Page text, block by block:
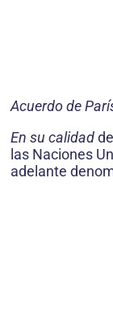
Acuerdo de
En su calidad
las Naciones
adelante